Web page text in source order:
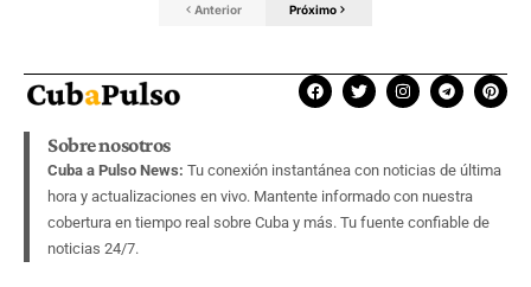
Anterior Próximo
Sobre nosotros
Cuba a Pulso News: Tu conexión instantánea con noticias de última
hora y actualizaciones en vivo. Mantente informado con nuestra
cobertura en tiempo real sobre Cuba y más. Tu fuente confiable de
noticias 24/7.